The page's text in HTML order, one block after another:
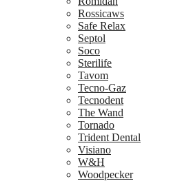
Rossicaws
Safe Relax
Septol
Soco
Sterilife
Tavom
Tecno-Gaz
Tecnodent
The Wand
Tornado
Trident Dental
Visiano
W&H
Woodpecker